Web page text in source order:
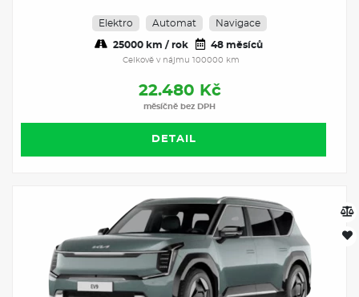
Elektro Automat Navigace
25000 km / rok 48 měsíců
Celkově v nájmu 100000 km
22.480 Kč
měsíčně bez DPH
DETAIL